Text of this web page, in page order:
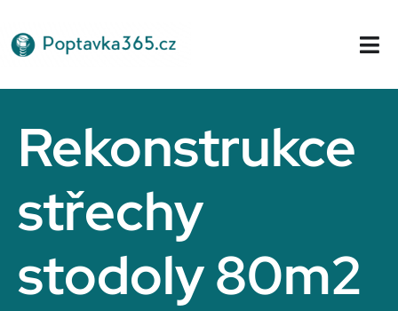
na
obsah
Rekonstrukce
střechy
stodoly 80m2